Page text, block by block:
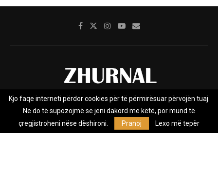
Rreth nesh Impresumi Marketing
Privacy Policy
Zhurnal.mk është Agjenci e Lajmeve e pavarur, e themeluar në vitin
Kjo faqe interneti përdor cookies për të përmirësuar përvojën tuaj.
Ne do të supozojmë se jeni dakord me këtë, por mund të
çregjistroheni nëse dëshironi.
Pranoj Lexo më tepër